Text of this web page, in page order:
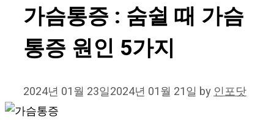
가슴통증 : 숨쉴 때 가슴
통증 원인 5가지
2024년 01월 23일2024년 01월 21일 by인포닷